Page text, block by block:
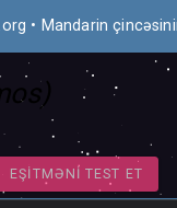
• Mandarin
EŞITMƏNI TEST